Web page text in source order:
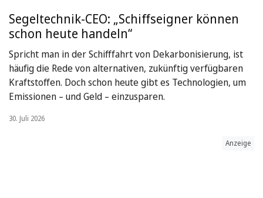
Segeltechnik-CEO: „Schiffseigner können
schon heute handeln“
Spricht man in der Schifffahrt von Dekarbonisierung, ist
häufig die Rede von alternativen, zukünftig verfügbaren
Kraftstoffen. Doch schon heute gibt es Technologien, um
Emissionen – und Geld – einzusparen.
30. Juli 2026
Anzeige